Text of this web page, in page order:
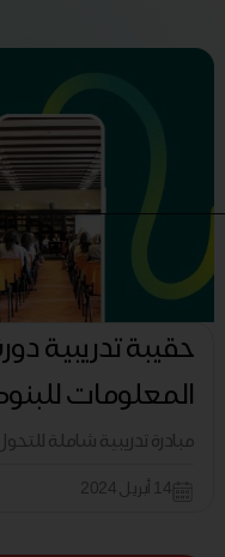
حقيبة تدريبية
المعلومات
مبادرة تدريبية شاملة
14 أبريل 2024